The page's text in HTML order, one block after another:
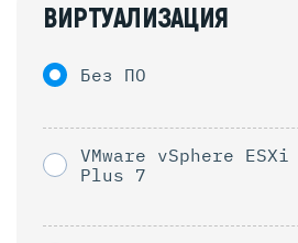
ВИРТУАЛИЗАЦИЯ
Без ПО
VMware vSphere
Plus 7